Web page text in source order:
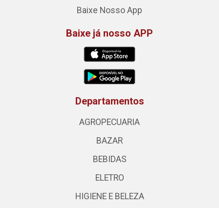
Baixe Nosso App
Baixe já nosso APP
Departamentos
AGROPECUARIA
BAZAR
BEBIDAS
ELETRO
HIGIENE E BELEZA